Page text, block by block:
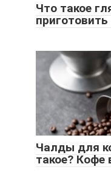
Что такое
Чалды для
такое? Кофе